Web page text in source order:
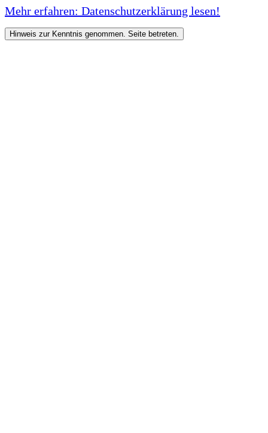
Mehr erfahren: Datenschutzerklärung lesen!
Hinweis zur Kenntnis genommen. Seite betreten.